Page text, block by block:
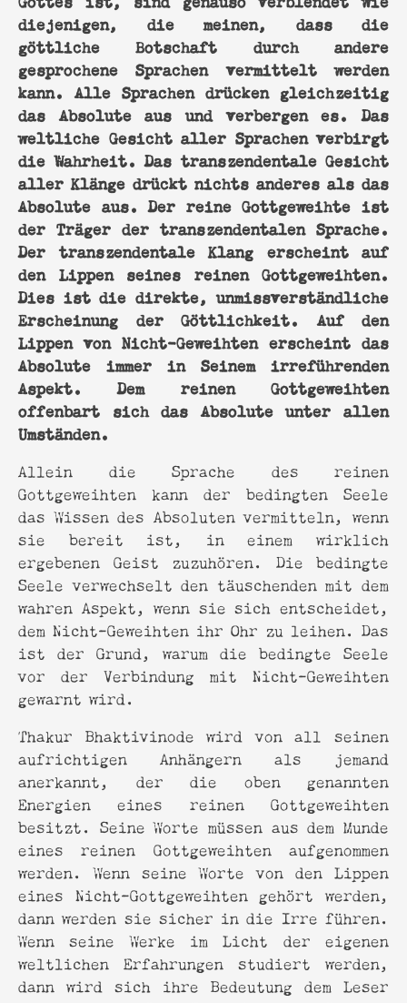
diejenigen, die meinen, dass die
göttliche Botschaft durch andere
gesprochene Sprachen vermittelt werden
kann. Alle Sprachen drücken gleichzeitig
das Absolute aus und verbergen es. Das
weltliche Gesicht aller Sprachen verbirgt
die Wahrheit. Das transzendentale Gesicht
aller Klänge drückt nichts anderes als das
Absolute aus. Der reine Gottgeweihte ist
der Träger der transzendentalen Sprache.
Der transzendentale Klang erscheint auf
den Lippen seines reinen Gottgeweihten.
Dies ist die direkte, unmissverständliche
Erscheinung der Göttlichkeit. Auf den
Lippen von Nicht-Geweihten erscheint das
Absolute immer in Seinem irreführenden
Aspekt. Dem reinen Gottgeweihten
offenbart sich das Absolute unter allen
Umständen.
Allein die Sprache des reinen
Gottgeweihten kann der bedingten Seele
das Wissen des Absoluten vermitteln, wenn
sie bereit ist, in einem wirklich
ergebenen Geist zuzuhören. Die bedingte
Seele verwechselt den täuschenden mit dem
wahren Aspekt, wenn sie sich entscheidet,
dem Nicht-Geweihten ihr Ohr zu leihen. Das
ist der Grund, warum die bedingte Seele
vor der Verbindung mit Nicht-Geweihten
gewarnt wird.
Thakur Bhaktivinode wird von all seinen
aufrichtigen Anhängern als jemand
anerkannt, der die oben genannten
Energien eines reinen Gottgeweihten
besitzt. Seine Worte müssen aus dem Munde
eines reinen Gottgeweihten aufgenommen
werden. Wenn seine Worte von den Lippen
eines Nicht-Gottgeweihten gehört werden,
dann werden sie sicher in die Irre führen.
Wenn seine Werke im Licht der eigenen
weltlichen Erfahrungen studiert werden,
dann wird sich ihre Bedeutung dem Leser